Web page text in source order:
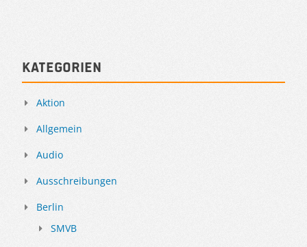
Kategorien
Aktion
Allgemein
Audio
Ausschreibungen
Berlin
SMVB